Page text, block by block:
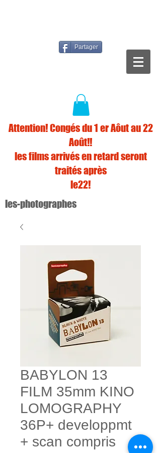
Partager
Attention! Congés du 1 er Aôut au 22
Août!!
les films arrivés en retard seront
traités après
le22!
les-photographes
BABYLON 13
FILM 35mm KINO
LOMOGRAPHY
36P+ developpmt
+ scan compris